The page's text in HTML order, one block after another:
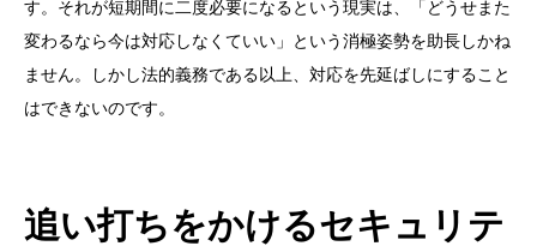
す。それが短期間に二度必要になるという現実は、「どうせまた
変わるなら今は対応しなくていい」という消極姿勢を助長しかね
ません。しかし法的義務である以上、対応を先延ばしにすること
はできないのです。
追い打ちをかけるセキュリテ